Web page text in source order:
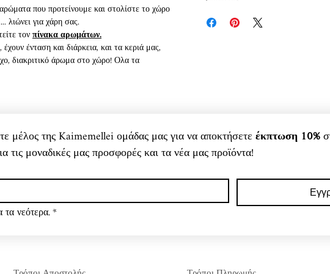
που προτείνουμε και στολίστε το χώρο
λιώνει για χάρη σας.
τονπίνακα αρωμάτων.
ένταση και διάρκεια, και τα κεριά μας,
διακριτικό άρωμα στο χώρο! Ολα τα
αμυγδαλέλαιο, ενώ έχουν και οικολογικό,
χαμηλό σημείο τήξης τους (λιώνουν δηλαδή
ώρες καύσης (περίπου 50%
δεν αφήνουν επικάλυψη αιθάλης (καθαρή
απλά με νερό και σαπούνι! Τα
υπέροχα αρώματα στο χώρο,
μας! Μια μοναδική αρωματοθεραπεία
διακοσμητικά στοιχεία και για το χώρο μας!
μέλος της Kaimemellei ομάδας μας για να αποκτήσετε έκπτωση 10%
τις μοναδικές μας προσφορές και τα νέα μας προϊόντα!
νεότερα.*